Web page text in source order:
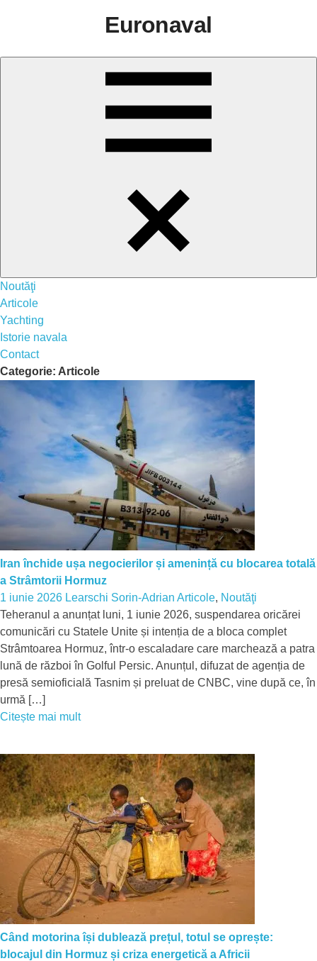
Euronaval
Noutăţi
Articole
Yachting
Istorie navala
Contact
Categorie: Articole
Iran închide ușa negocierilor și amenință cu blocarea totală
a Strâmtorii Hormuz
1 iunie 2026 Learschi Sorin-Adrian Articole, Noutăţi
Teheranul a anunțat luni, 1 iunie 2026, suspendarea oricărei
comunicări cu Statele Unite și intenția de a bloca complet
Strâmtoarea Hormuz, într-o escaladare care marchează a patra
lună de război în Golful Persic. Anunțul, difuzat de agenția de
presă semioficială Tasnim și preluat de CNBC, vine după ce, în
urmă […]
Citește mai mult
Când motorina își dublează prețul, totul se oprește:
blocajul din Hormuz și criza energetică a Africii